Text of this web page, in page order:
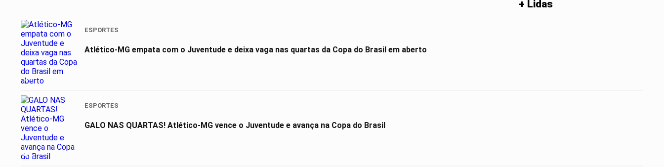
+ Lidas
01
ESPORTES
Atlético-MG empata com o Juventude e deixa vaga nas quartas da Copa do Brasil em aberto
02
ESPORTES
GALO NAS QUARTAS! Atlético-MG vence o Juventude e avança na Copa do Brasil